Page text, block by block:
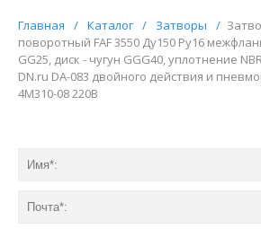
Главная / Каталог / Затворы /
поворотный FAF 3550 Ду150 Ру16
GG25, диск - чугун GGG40, уплотнение
DN.ru DA-083 двойного действия и
4M310-08 220В